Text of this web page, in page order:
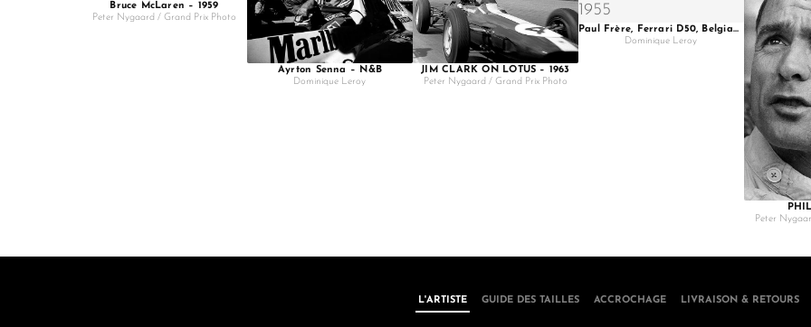
Bruce McLaren – 1959
Peter Nygaard / Grand Prix Photo
Ayrton Senna – N&B
Dominique Leroy
JIM CLARK ON LOTUS – 1963
Peter Nygaard / Grand Prix Photo
Paul Frère, Ferrari D50, Belgian GP – 1955
Dominique Leroy
Peter
L'ARTISTE GUIDE DES TAILLES ACCROCHAGE LIVRAISON & RETOURS